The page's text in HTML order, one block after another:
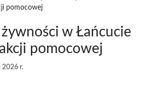
pomocowej
w Łańcucie
pomocowej
2026 r.